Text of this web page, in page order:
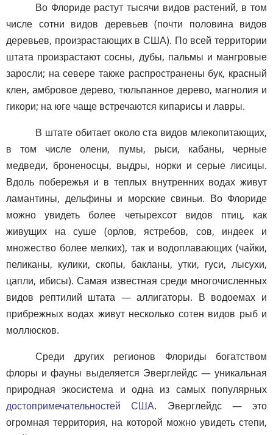
Во Флориде растут тысячи видов растений, в том
числе сотни видов деревьев (почти половина видов
деревьев, произрастающих в США). По всей территории
штата произрастают сосны, дубы, пальмы и мангровые
заросли; на севере также распространены бук, красный
клен, амбровое дерево, тюльпанное дерево, магнолия и
гикори; на юге чаще встречаются кипарисы и лавры.
В штате обитает около ста видов млекопитающих,
в том числе олени, пумы, рыси, кабаны, черные
медведи, броненосцы, выдры, норки и серые лисицы.
Вдоль побережья и в теплых внутренних водах живут
ламантины, дельфины и морские свиньи. Во Флориде
можно увидеть более четырехсот видов птиц, как
живущих на суше (орлов, ястребов, сов, индеек и
множество более мелких), так и водоплавающих (чайки,
пеликаны, кулики, скопы, бакланы, утки, гуси, лысухи,
цапли, ибисы). Самая известная среди многочисленных
видов рептилий штата — аллигаторы. В водоемах и
прибрежных водах живут несколько сотен видов рыб и
моллюсков.
Среди других регионов Флориды богатством
флоры и фауны выделяется Эверглейдс — уникальная
природная экосистема и одна из самых популярных
достопримечательностей США. Эверглейдс — это
огромная территория, на которой можно увидеть степи,